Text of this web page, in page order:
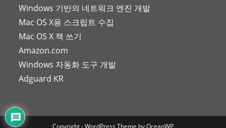
Windows 기반의 네트워크 엔진 개발
Mac OS X용 스크립트 수집
Mac OS X 책 쓰기
Amazon.com
Windows 자동화 도구 개발
Adguard KR
Copyright - WordPress Theme by OceanWP